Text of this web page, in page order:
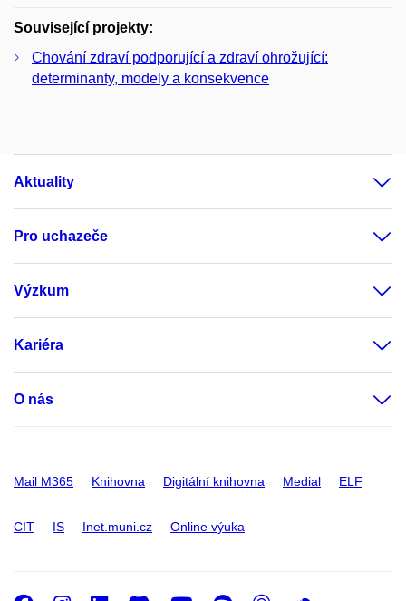
Související projekty:
Chování zdraví podporující a zdraví ohrožující:
determinanty, modely a konsekvence
Aktuality
Pro uchazeče
Výzkum
Kariéra
O nás
Mail M365 Knihovna Digitální knihovna Medial ELF
CIT IS Inet.muni.cz Online výuka